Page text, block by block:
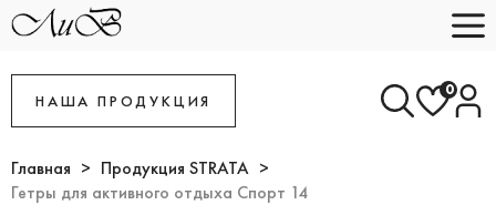
НАША ПРОДУКЦИЯ
0
Главная
Продукция STRATA
Гетры для активного отдыха Спорт 14